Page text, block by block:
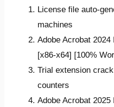
License file auto-
machines
Adobe Acrobat
[x86-x64] [100%
Trial extension
counters
Adobe Acrobat